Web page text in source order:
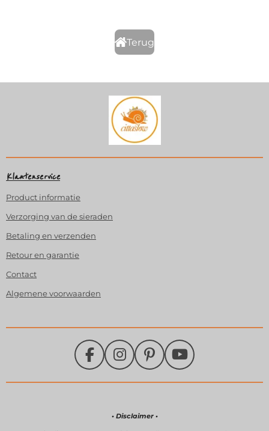
Terug
Klantenservice
Product informatie
Verzorging van de sieraden
Betaling en verzenden
Retour en garantie
Contact
Algemene voorwaarden
F
I
a
P
e
Y
• Disclaimer •